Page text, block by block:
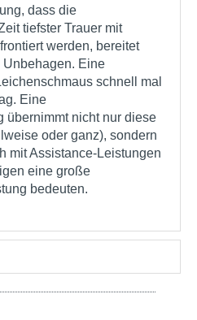
dass die
tiefster Trauer mit
werden, bereitet
Eine
schnell mal
Eine
übernimmt nicht nur diese
oder ganz), sondern
mit Assistance-Leistungen
eine große
bedeuten.